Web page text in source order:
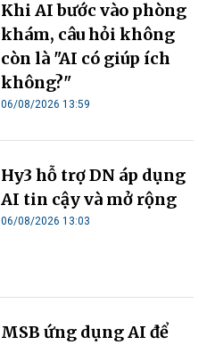
Khi AI bước vào phòng
khám, câu hỏi không
còn là "AI có giúp ích
không?"
06/08/2026 13:59
Hy3 hỗ trợ DN áp dụng
AI tin cậy và mở rộng
06/08/2026 13:03
MSB ứng dụng AI để